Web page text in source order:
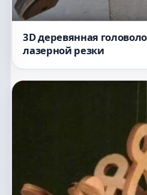
3D деревянная
лазерной резки